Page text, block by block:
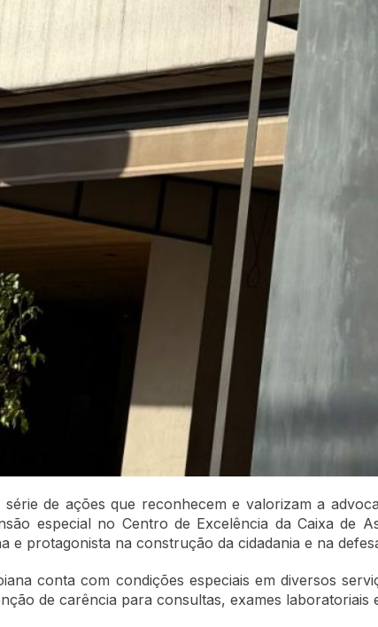
de ações que reconhecem e valorizam a
especial no Centro de Excelência da Caixa de
e protagonista na construção da cidadania e na
conta com condições especiais em diversos
de carência para consultas, exames laboratoriais